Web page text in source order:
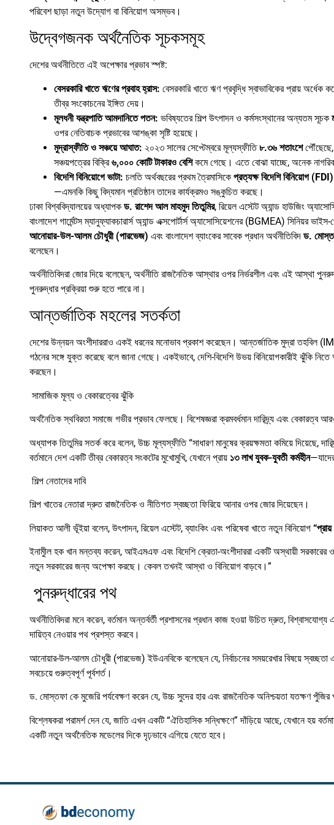
পরিবেশ ছাড়া নতুন উদ্যোগ বা বিনিয়োগ অসম্ভব।
উদ্বেগজনক অর্থনৈতিক সূচকসমূহ
দেশের অর্থনীতিতে এই অপেক্ষার প্রভাব স্পষ্ট:
বেসরকারিখাতেঋণেরপ্রবাহহ্রাস: বেসরকারি খাতে ঋণ প্রবৃদ্ধি স্বাভাবিকের প্রায় অর্ধেক
তীব্র সংকোচনের ইঙ্গিত দেয়।
মূলধনীযন্ত্রপাতিআমদানিতেপতন: ভবিষ্যতের শিল্প উৎপাদন ও কর্মসংস্থানের অন্যতম সূচক
ওপর নেতিবাচক প্রভাবের আশঙ্কা সৃষ্টি হয়েছে।
মুদ্রাস্ফীতিও সঞ্চয়েআঘাত: ২০২৩ সালের সেপ্টেম্বরে মূল্যস্ফীতি৮.৩৬ শতাংশেপৌঁছেছে,
সঞ্চয়পত্রের বিক্রি৬,০০০ কোটিটাকারও বেশিকমে গেছে। এতে বোঝা যাচ্ছে, অনেক
বিদেশিবিনিয়োগেভাটা: চলতি অর্থবছরের প্রথম ত্রৈমাসিকে প্রত্যক্ষবিদেশিবিনিয়োগ (FDI)
—এমনকি কিছু বিদ্যমান প্রতিষ্ঠান তাদের কার্যক্রমও সঙ্কুচিত করছে।
ঢাকা বিশ্ববিদ্যালয়ের অধ্যাপক ড. রাশেদআলমাহমুদতিতুমির, রিয়েল এস্টেট অ্যান্ড হাউজিং
বাংলাদেশ গার্মেন্টস ম্যানুফ্যাকচারার্স অ্যান্ড এক্সপোর্টার্স অ্যাসোসিয়েশনের (BGMEA) সিনিয়র ভাইস-
আনোয়ার-উল-আলমচৌধুরী (পারভেজ) এবং বাংলাদেশ ব্যাংকের সাবেক প্রধান অর্থনীতিবিদ ড.
বলেছেন।
অর্থনীতিবিদরা জোর দিয়ে বলেছেন, অর্থনীতি রাজনৈতিক আস্থার ওপর নির্ভরশীল এবং এই আস্থা
পুনরুদ্ধার প্রক্রিয়া শুরু হতে পারে না।
আন্তর্জাতিক মহলের সতর্কতা
দেশের উন্নয়ন অংশীদাররাও একই ধরনের মনোভাব প্রকাশ করেছেন। আন্তর্জাতিক মুদ্রা তহবিল
গঠনের সঙ্গে যুক্ত করেছে বলে জানা গেছে। একইভাবে, দেশি-বিদেশি উভয় বিনিয়োগকারীই ঝুঁকি
করছেন।
সামাজিক মূল্য ও বেকারত্বের ঝুঁকি
অর্থনৈতিক স্থবিরতা সমাজে গভীর প্রভাব ফেলছে। বিশেষজ্ঞরা ক্রমবর্ধমান দারিদ্র্য এবং বেকারত্ব
অধ্যাপক তিতুমির সতর্ক করে বলেন, উচ্চ মূল্যস্ফীতি “সাধারণ মানুষের ক্রয়ক্ষমতা কমিয়ে দিয়েছে,
বর্তমানে দেশ একটি তীব্র বেকারত্ব সংকটের মুখোমুখি, যেখানে প্রায় ১৩লাখযুবক-যুবতীকর্মহীন
শিল্প নেতাদের দাবি
শিল্প খাতের নেতারা দ্রুত রাজনৈতিক ও নীতিগত স্বচ্ছতা ফিরিয়ে আনার ওপর জোর দিয়েছেন।
লিয়াকত আলী ভূঁইয়া বলেন, উৎপাদন, রিয়েল এস্টেট, ব্যাংকিং এবং পরিষেবা খাতে নতুন বিনিয়োগ “প্রায়
ইনামীুল হক খান মন্তব্য করেন, আইএমএফ এবং বিদেশি ক্রেতা-অংশীদাররা একটি অস্থায়ী
নতুন সরকারের জন্য অপেক্ষা করছে। কেবল তখনই আস্থা ও বিনিয়োগ বাড়বে।”
পুনরুদ্ধারের পথ
অর্থনীতিবিদরা মনে করেন, বর্তমান অন্তর্বর্তী প্রশাসনের প্রধান কাজ হওয়া উচিত দ্রুত, বিশ্বাসযোগ্য
দায়িত্ব নেওয়ার পথ প্রশস্ত করবে।
আনোয়ার-উল-আলম চৌধুরী (পারভেজ) ইউএনবিকে বলেছেন যে, নির্বাচনের সময়রেখার বিষয়ে
সবচেয়ে গুরুত্বপূর্ণ পূর্বশর্ত।
ড. মোস্তফা কে মুজেরি পর্যবেক্ষণ করেন যে, উচ্চ সুদের হার এবং রাজনৈতিক অনিশ্চয়তা যতক্ষণ পুঁজির
বিশ্লেষকরা পরামর্শ দেন যে, জাতি এখন একটি “ঐতিহাসিক সন্ধিক্ষণে” দাঁড়িয়ে আছে, যেখানে হয়
একটি নতুন অর্থনৈতিক মডেলের দিকে দৃঢ়ভাবে এগিয়ে যেতে হবে।